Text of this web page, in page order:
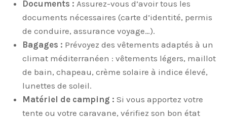
Documents : Assurez-vous d’avoir tous les
documents nécessaires (carte d’identité, permis
de conduire, assurance voyage…).
Bagages : Prévoyez des vêtements adaptés à un
climat méditerranéen : vêtements légers, maillot
de bain, chapeau, crème solaire à indice élevé,
lunettes de soleil.
Matériel de camping : Si vous apportez votre
tente ou votre caravane, vérifiez son bon état